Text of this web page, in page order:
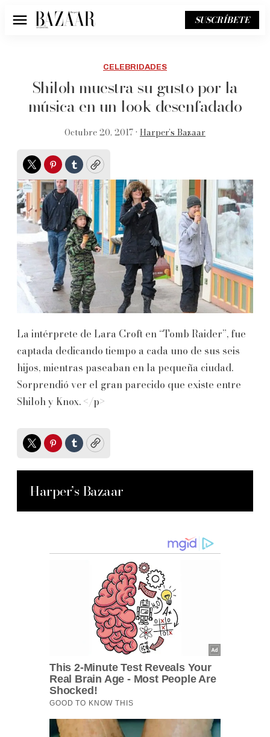
Menú SUSCRÍBETE
CELEBRIDADES
Shiloh muestra su gusto por la
música en un look desenfadado
Octubre 20, 2017 • Harper’s Bazaar
TwitterPinterest
TumblrCopy
La intérprete de Lara Croft en “Tomb Raider”, fue
captada dedicando tiempo a cada uno de sus seis
hijos, mientras paseaban en la pequeña ciudad.
Sorprendió ver el gran parecido que existe entre
Shiloh y Knox. </p>
TwitterPinterest
TumblrCopy
Harper’s Bazaar